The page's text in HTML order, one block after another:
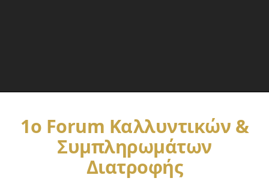
1ο Forum Καλλυντικών &
Συμπληρωμάτων
Διατροφής